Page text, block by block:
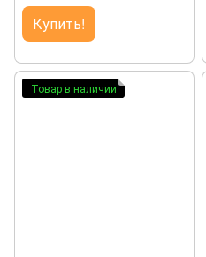
Купить!
Товар в наличии